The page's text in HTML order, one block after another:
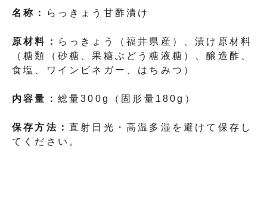
名称： らっきょう甘酢漬け
原材料：
らっきょう（福井県産）、漬け原材料
（糖類（砂糖、果糖ぶどう糖液糖）、醸造酢、
食塩、ワインビネガー、はちみつ）
内容量： 総量300g（固形量180g）
保存方法： 直射日光・高温多湿を避けて保存し
てください。